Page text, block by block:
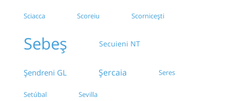
Sciacca Scoreiu Scornicești
Sebeș Secuieni NT
Șendreni GL Șercaia Seres
Setúbal Sevilla